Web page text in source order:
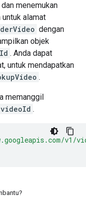
dan menemukan
alamat
dengan
objek
. Anda dapat
untuk mendapatkan
.
memanggil
videoId .
v1/